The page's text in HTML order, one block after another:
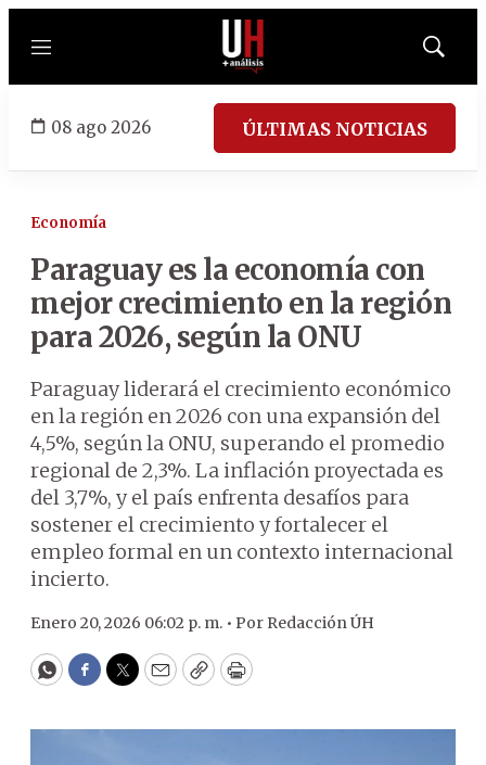
Menú
Mostrar
08 ago 2026 ÚLTIMAS NOTICIAS
Economía
Paraguay es la economía con
mejor crecimiento en la región
para 2026, según la ONU
Paraguay liderará el crecimiento económico
en la región en 2026 con una expansión del
4,5%, según la ONU, superando el promedio
regional de 2,3%. La inflación proyectada es
del 3,7%, y el país enfrenta desafíos para
sostener el crecimiento y fortalecer el
empleo formal en un contexto internacional
incierto.
Enero 20, 2026 06:02 p. m. • Por Redacción ÚH
WhatsApp
Facebook
Twitter
EmailCopyPrint